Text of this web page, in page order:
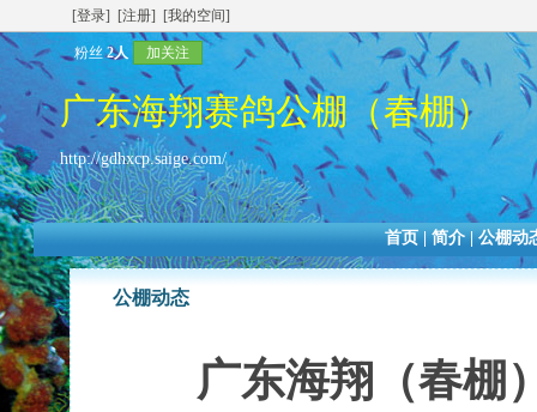
[登录] [注册] [我的空间]
粉丝2人 加关注
广东海翔赛鸽公棚（春棚）
http://gdhxcp.saige.com/
首页|简介|公棚动
公棚动态
广东海翔（春棚